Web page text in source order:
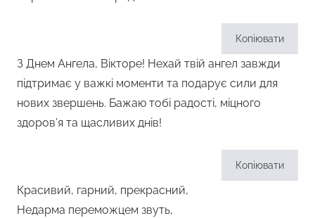
Копіювати
З Днем Ангела, Вікторе! Нехай твій ангел завжди
підтримає у важкі моменти та подарує сили для
нових звершень. Бажаю тобі радості, міцного
здоров’я та щасливих днів!
Копіювати
Красивий, гарний, прекрасний,
Недарма переможцем звуть,